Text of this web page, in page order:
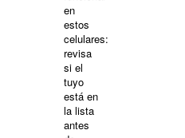
en
estos
celulares:
revisa
si el
tuyo
está en
la lista
antes